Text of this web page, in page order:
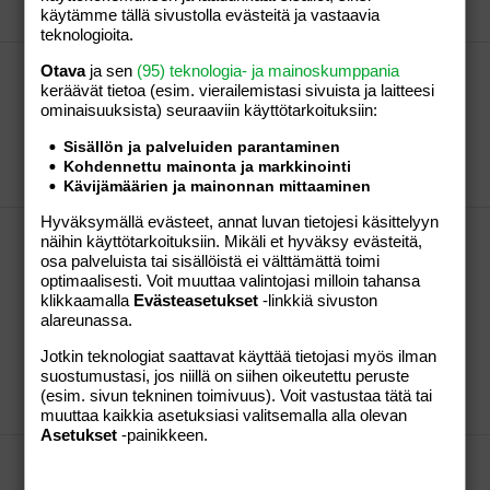
elämä
ÄIDIT vuosimallia 1991
Hejssan! kiva kuulla et joku muukin -91 on tulossä
äidiksi. ite mulla on laskettu aika heinäkuussa. Ja
tuleva äippä
Viesti #17 06.01.2007
elämä
onko tämä oikein
\ juuri niin, meillä mies laittaa 170e elareihin, 150
matkakuluihin, mutta ikinä meillä ei olis varaa pistää
edes yhdessä tuota summaa yhteiseen lapseemme
kk:ssa..ja se on totta että en kanssa ymmärrä miten
ydinperheen lapset, ainakin sen mukaan...
tuleva äippä
Viesti #27 08.11.2006 Osio:Perhe-
elämä
käytämme tällä sivustolla evästeitä ja vastaavia
teknologioita.
Otavaja sen (95) teknologia- ja mainoskumppania
keräävät tietoa (esim. vierailemis­tasi sivuista ja laitteesi
ominaisuuk­sista) seuraaviin käyttötarkoituksiin:
Sisällön ja palveluiden parantaminen
Kohdennettu mainonta ja markkinointi
Kävijämäärien ja mainonnan mittaaminen
Hyväksymällä evästeet, annat luvan tietojesi käsittelyyn
näihin käyttötarkoituksiin. Mikäli et hyväksy evästeitä,
osa palveluista tai sisällöistä ei välttämättä toimi
optimaalisesti. Voit muuttaa valintojasi milloin tahansa
klikkaamalla Evästeasetukset -linkkiä sivuston
alareunassa.
Jotkin teknologiat saattavat käyttää tietojasi myös ilman
suostumustasi, jos niillä on siihen oikeutettu peruste
(esim. sivun tekninen toimivuus). Voit vastustaa tätä tai
muuttaa kaikkia asetuksiasi valitsemalla alla olevan
Asetukset -painikkeen.